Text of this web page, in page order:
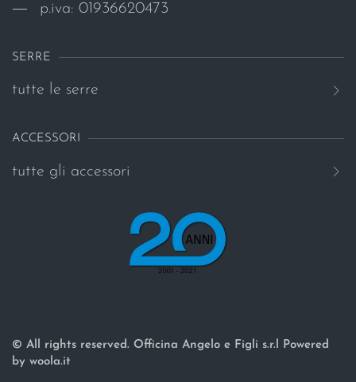
p.iva: 01936620473
SERRE
tutte le serre
ACCESSORI
tutte gli accessori
© All rights reserved. Officina Angelo e Figli s.r.l Powered
by woola.it